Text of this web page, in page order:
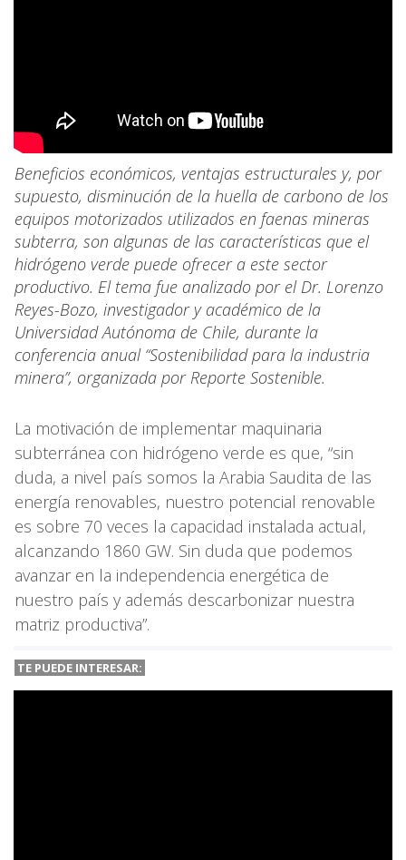
Beneficios económicos, ventajas estructurales y, por
supuesto, disminución de la huella de carbono de los
equipos motorizados utilizados en faenas mineras
subterra, son algunas de las características que el
hidrógeno verde puede ofrecer a este sector
productivo. El tema fue analizado por el Dr. Lorenzo
Reyes-Bozo, investigador y académico de la
Universidad Autónoma de Chile, durante la
conferencia anual “Sostenibilidad para la industria
minera”, organizada por Reporte Sostenible.
La motivación de implementar maquinaria
subterránea con hidrógeno verde es que, “sin
duda, a nivel país somos la Arabia Saudita de las
energía renovables, nuestro potencial renovable
es sobre 70 veces la capacidad instalada actual,
alcanzando 1860 GW. Sin duda que podemos
avanzar en la independencia energética de
nuestro país y además descarbonizar nuestra
matriz productiva”.
TE PUEDE INTERESAR: